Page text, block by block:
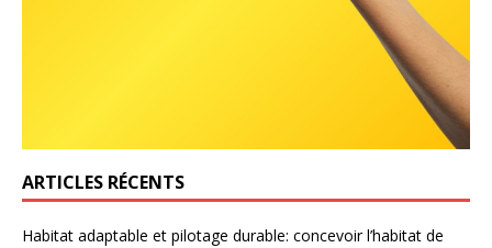
ARTICLES RÉCENTS
Habitat adaptable et pilotage durable: concevoir l’habitat de